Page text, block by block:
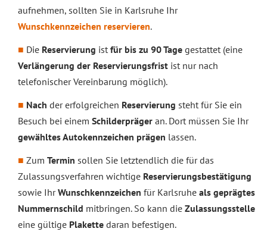
aufnehmen, sollten Sie in Karlsruhe Ihr
Wunschkennzeichen reservieren.
Die Reservierung ist für bis zu 90 Tage gestattet (eine
Verlängerung der Reservierungsfrist ist nur nach
telefonischer Vereinbarung möglich).
Nach der erfolgreichen Reservierung steht für Sie ein
Besuch bei einem Schilderpräger an. Dort müssen Sie Ihr
gewähltes Autokennzeichen prägen lassen.
Zum Termin sollen Sie letztendlich die für das
Zulassungsverfahren wichtige Reservierungsbestätigung
sowie IhrWunschkennzeichen für Karlsruhe als geprägtes
Nummernschild mitbringen. So kann die Zulassungsstelle
eine gültige Plakette daran befestigen.